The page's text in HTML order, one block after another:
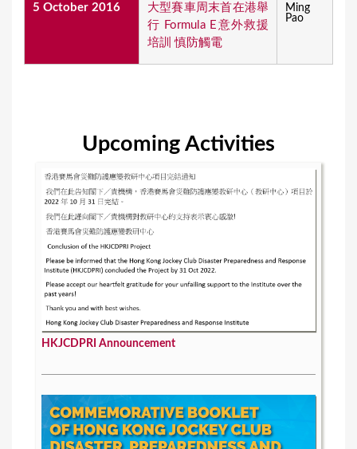
5 October 2016
大型賽車周末首在港舉
行 Formula E意外救援
培訓 慎防觸電
Ming
Pao
Upcoming Activities
HKJCDPRI Announcement